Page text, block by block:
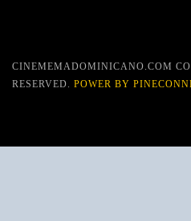
CINEMEMADOMINICANO.COM
RESERVED. POWER BY